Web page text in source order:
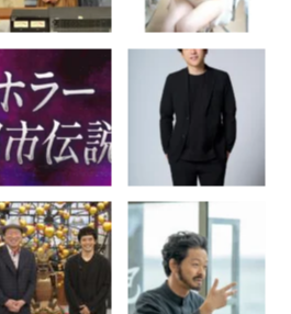
大奥という作品に自分が携わると
で、大変驚きました。
で、彼の豪快さや頭の良さのバラ
ればよいのか台本を読みながら楽
ら続くパワーのある作品の痺れ
、フルスロットルで挑みました。
ムワークの良さと、華やかな演者
、とても新鮮で刺激的で、どのよ